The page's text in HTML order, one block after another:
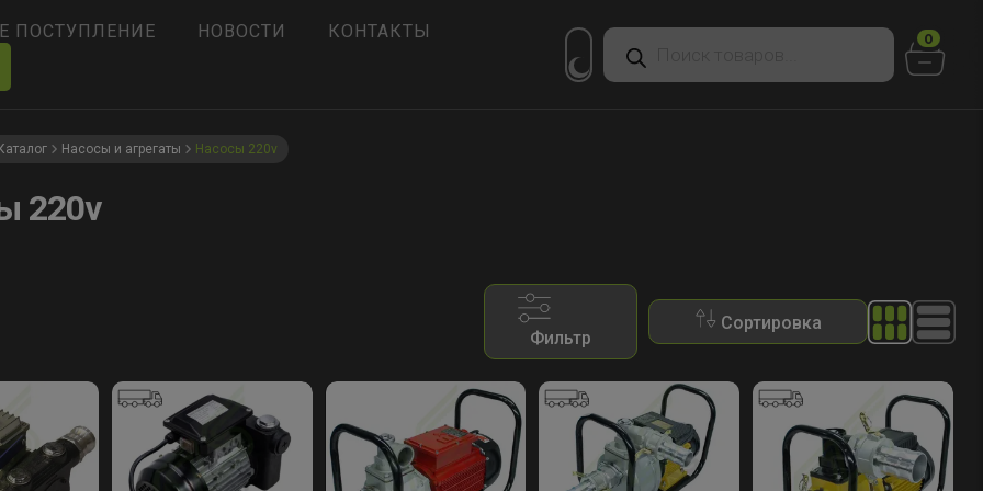
ПОСТУПЛЕНИЕ НОВОСТИ
КОНТАКТЫ
Поиск
товаров
0
Насосы и агрегаты Насосы 220v
220v
Фильтр
Сортировка